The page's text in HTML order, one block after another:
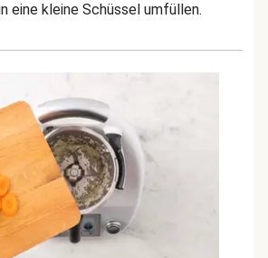
eine kleine Schüssel umfüllen.